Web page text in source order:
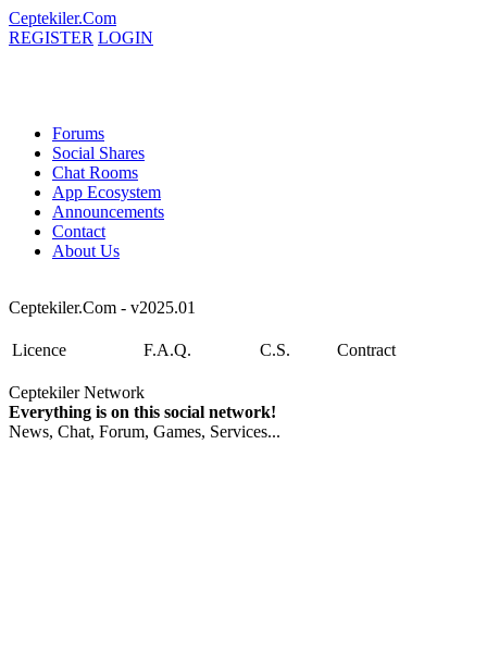
Ceptekiler.Com
REGISTER LOGIN
Forums
Social Shares
Chat Rooms
App Ecosystem
Announcements
Contact
About Us
Ceptekiler.Com - v2025.01
Licence F.A.Q. C.S. Contract
Ceptekiler Network
Everything is on this social network!
News, Chat, Forum, Games, Services...